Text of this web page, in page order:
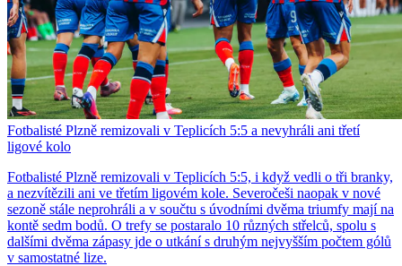
Fotbalisté Plzně remizovali v Teplicích 5:5 a nevyhráli ani třetí
ligové kolo
Fotbalisté Plzně remizovali v Teplicích 5:5, i když vedli o tři branky,
a nezvítězili ani ve třetím ligovém kole. Severočeši naopak v nové
sezoně stále neprohráli a v součtu s úvodními dvěma triumfy mají na
kontě sedm bodů. O trefy se postaralo 10 různých střelců, spolu s
dalšími dvěma zápasy jde o utkání s druhým nejvyšším počtem gólů
v samostatné lize.